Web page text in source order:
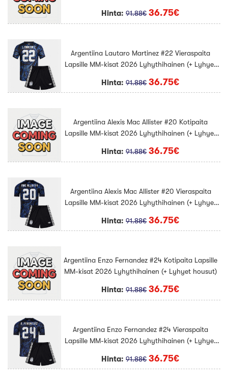
Hinta:91.88€ 36.75€
Argentiina Lautaro Martinez #22 Vieraspaita
Lapsille MM-kisat 2026 Lyhythihainen (+ Lyhyet
Hinta:91.88€ 36.75€
Argentiina Alexis Mac Allister #20 Kotipaita
Lapsille MM-kisat 2026 Lyhythihainen (+ Lyhyet
Hinta:91.88€ 36.75€
Argentiina Alexis Mac Allister #20 Vieraspaita
Lapsille MM-kisat 2026 Lyhythihainen (+ Lyhyet
Hinta:91.88€ 36.75€
Argentiina Enzo Fernandez #24 Kotipaita Lapsille
MM-kisat 2026 Lyhythihainen (+ Lyhyet housut)
Hinta:91.88€ 36.75€
Argentiina Enzo Fernandez #24 Vieraspaita
Lapsille MM-kisat 2026 Lyhythihainen (+ Lyhyet
Hinta:91.88€ 36.75€